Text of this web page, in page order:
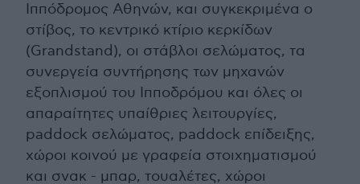
Ιππόδρομος Αθηνών, και συγκεκριμένα ο
στίβος, το κεντρικό κτίριο κερκίδων
(Grandstand), οι στάβλοι σελώματος, τα
συνεργεία συντήρησης των μηχανών
εξοπλισμού του Ιπποδρόμου και όλες οι
απαραίτητες υπαίθριες λειτουργίες,
paddock σελώματος, paddock επίδειξης,
χώροι κοινού με γραφεία στοιχηματισμού
και σνακ - μπαρ, τουαλέτες, χώροι